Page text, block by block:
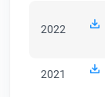
2022
2021